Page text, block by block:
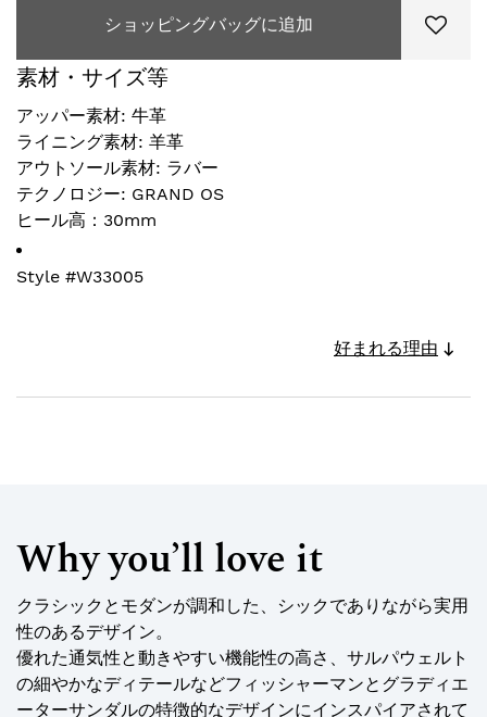
ショッピングバッグに追加
素材・サイズ等
アッパー素材: 牛革
ライニング素材: 羊革
アウトソール素材: ラバー
テクノロジー: GRAND OS
ヒール高：30mm
Style #W33005
好まれる理由
Why you’ll love it
クラシックとモダンが調和した、シックでありながら実用
性のあるデザイン。
優れた通気性と動きやすい機能性の高さ、サルパウェルト
の細やかなディテールなどフィッシャーマンとグラディエ
ーターサンダルの特徴的なデザインにインスパイアされて